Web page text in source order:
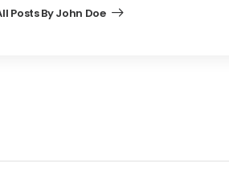
Posts By John Doe